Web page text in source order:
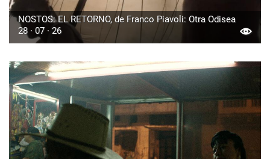
NOSTOS: EL RETORNO, de Franco Piavoli: Otra Odisea
28 · 07 · 26